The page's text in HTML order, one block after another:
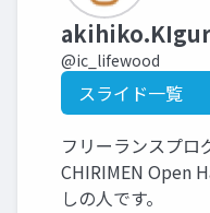
@ic_lifewood
スライド一覧
フリーランスプロ
CHIRIMEN Open
しの人です。